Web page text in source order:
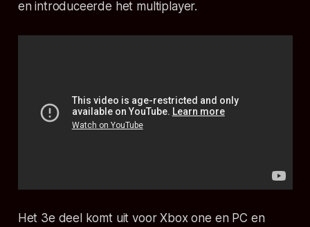
en introduceerde het multiplayer.
Het 3e deel komt uit voor Xbox one en PC en